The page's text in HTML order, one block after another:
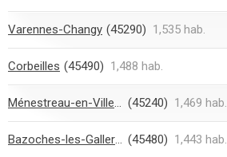
Varennes-Changy (45290) 1,535 hab.
Corbeilles (45490) 1,488 hab.
Ménestreau-en-Villette (45240) 1,469 hab.
Bazoches-les-Gallerandes (45480) 1,443 hab.